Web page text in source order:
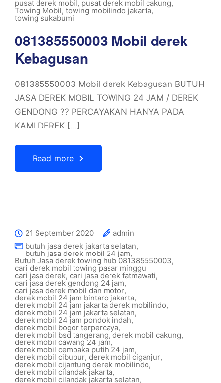
pusat derek mobil, pusat derek mobil cakung,
Towing Mobil, towing mobilindo jakarta,
towing sukabumi
081385550003 Mobil derek
Kebagusan
081385550003 Mobil derek Kebagusan BUTUH
JASA DEREK MOBIL TOWING 24 JAM / DEREK
GENDONG ?? PERCAYAKAN HANYA PADA
KAMI DEREK […]
Read more
21 September 2020
admin
butuh jasa derek jakarta selatan,
butuh jasa derek mobil 24 jam,
Butuh Jasa derek towing hub 081385550003,
cari derek mobil towing pasar minggu,
cari jasa derek, cari jasa derek fatmawati,
cari jasa derek gendong 24 jam,
cari jasa derek mobil dan motor,
derek mobil 24 jam bintaro jakarta,
derek mobil 24 jam jakarta derek mobilindo,
derek mobil 24 jam jakarta selatan,
derek mobil 24 jam pondok indah,
derek mobil bogor terpercaya,
derek mobil bsd tangerang,derek mobil cakung,
derek mobil cawang 24 jam,
derek mobil cempaka putih 24 jam,
derek mobil cibubur, derek mobil ciganjur,
derek mobil cijantung derek mobilindo,
derek mobil cilandak jakarta,
derek mobil cilandak jakarta selatan,